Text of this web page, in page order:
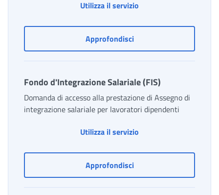
Utilizza il servizio
ApprofondisciFondo Trasporto
Fondo d'Integrazione Salariale (FIS)
Domanda di accesso alla prestazione di Assegno di
integrazione salariale per lavoratori dipendenti
Utilizza il servizio
ApprofondisciFondo d'Integrazione